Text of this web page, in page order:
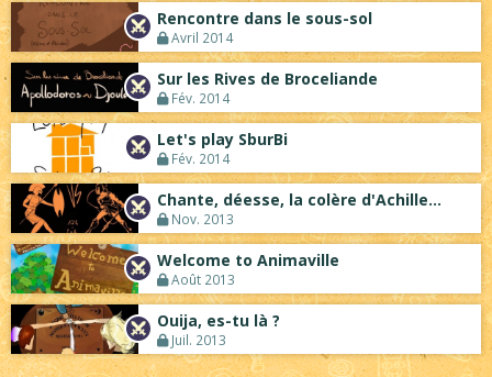
Rencontre dans le sous-sol
Avril 2014
Sur les Rives de Broceliande
Fév. 2014
Let's play SburBi
Fév. 2014
Chante, déesse, la colère d'Achille...
Nov. 2013
Welcome to Animaville
Août 2013
Ouija, es-tu là ?
Juil. 2013